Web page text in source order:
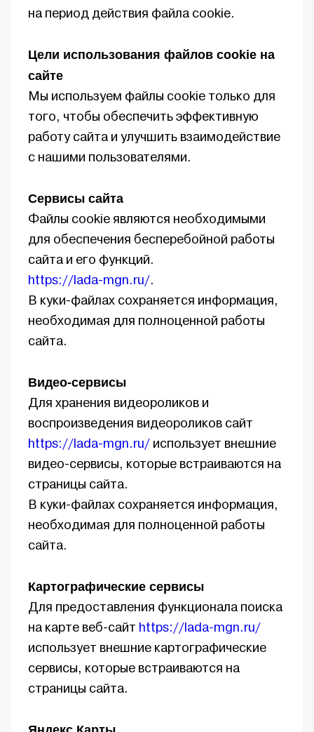
на период действия файла cookie.
Цели использования файлов cookie на
сайте
Мы используем файлы cookie только для
того, чтобы обеспечить эффективную
работу сайта и улучшить взаимодействие
с нашими пользователями.
Сервисы сайта
Файлы cookie являются необходимыми
для обеспечения бесперебойной работы
сайта и его функций.
https://lada-mgn.ru/.
В куки-файлах сохраняется информация,
необходимая для полноценной работы
сайта.
Видео-сервисы
Для хранения видеороликов и
воспроизведения видеороликов сайт
https://lada-mgn.ru/ использует внешние
видео-сервисы, которые встраиваются на
страницы сайта.
В куки-файлах сохраняется информация,
необходимая для полноценной работы
сайта.
Картографические сервисы
Для предоставления функционала поиска
на карте веб-сайт https://lada-mgn.ru/
использует внешние картографические
сервисы, которые встраиваются на
страницы сайта.